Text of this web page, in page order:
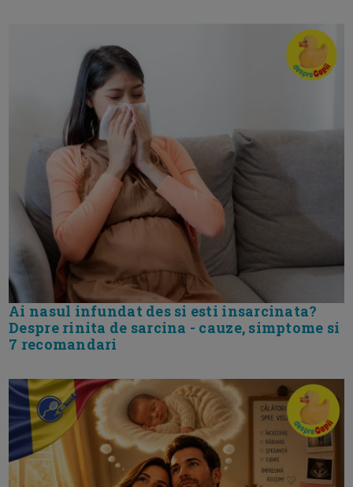
Ai nasul infundat des si esti insarcinata?
Despre rinita de sarcina - cauze, simptome si
7 recomandari